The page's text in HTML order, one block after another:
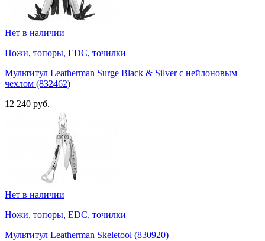
Нет в наличии
Ножи, топоры, EDC, точилки
Мультитул Leatherman Surge Black & Silver с нейлоновым
чехлом (832462)
12 240 руб.
Нет в наличии
Ножи, топоры, EDC, точилки
Мультитул Leatherman Skeletool (830920)